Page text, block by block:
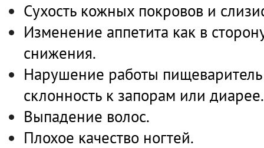
Сухость кожных покровов и
Изменение аппетита как в
снижения.
Нарушение работы
склонность к запорам или диарее.
Выпадение волос.
Плохое качество ногтей.